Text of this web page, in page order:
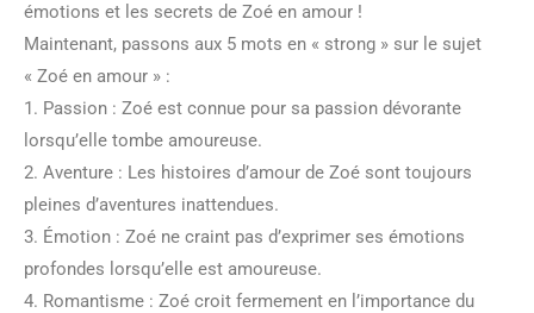
émotions et les secrets de Zoé en amour !
Maintenant, passons aux 5 mots en « strong » sur le sujet
« Zoé en amour » :
1. Passion : Zoé est connue pour sa passion dévorante
lorsqu’elle tombe amoureuse.
2. Aventure : Les histoires d’amour de Zoé sont toujours
pleines d’aventures inattendues.
3. Émotion : Zoé ne craint pas d’exprimer ses émotions
profondes lorsqu’elle est amoureuse.
4. Romantisme : Zoé croit fermement en l’importance du